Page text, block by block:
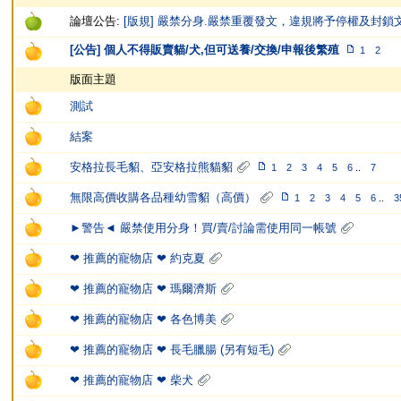
論壇公告: [版規] 嚴禁分身.嚴禁重覆發文，違規將予停權及封鎖
[公告] 個人不得販賣貓/犬,但可送養/交換/申報後繁殖 1 2
版面主題
測試
結案
安格拉長毛貂、亞安格拉熊貓貂
1 2 3 4 5 6 7
無限高價收購各品種幼雪貂（高價）
1 2 3 4 5 6
►警告◄ 嚴禁使用分身！買/賣/討論需使用同一帳號
❤ 推薦的寵物店 ❤ 約克夏
❤ 推薦的寵物店 ❤ 瑪爾濟斯
❤ 推薦的寵物店 ❤ 各色博美
❤ 推薦的寵物店 ❤ 長毛臘腸 (另有短毛)
❤ 推薦的寵物店 ❤ 柴犬